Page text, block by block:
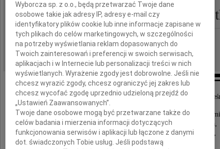
IMIĘ I NAZWISKO: Barbara Dybowska-
REGION: Łódź
DATA EMISJI: 14.07.2023
"Ci, których kochamy, nie umierają nigdy, bo miłość to
7 lipca 2023 roku w wieku 96 lat odeszła zaopatrzona
nasza kochana Mamusia, Babunia, Prababunia,
nestorka rodzin Przedworskich i Dybowskich,
lekarz stomatolog
Wyborcza sp. z o.o., będą przetwarzać Twoje dane
osobowe takie jak adresy IP, adresy e-mail czy
identyfikatory plików cookie lub inne informacje zapisane w
tych plikach do celów marketingowych, w szczególności
na potrzeby wyświetlania reklam dopasowanych do
Twoich zainteresowań i preferencji w swoich serwisach,
aplikacjach i w Internecie lub personalizacji treści w nich
wyświetlanych. Wyrażenie zgody jest dobrowolne. Jeśli nie
chcesz wyrazić zgody, chcesz ograniczyć jej zakres lub
chcesz wycofać zgodę uprzednio udzieloną przejdź do
„Ustawień Zaawansowanych”.
Twoje dane osobowe mogą być przetwarzane także do
celów badania i mierzenia informacji dotyczących
funkcjonowania serwisów i aplikacji lub łączone z danymi
dot. świadczonych Tobie usług. Jeśli podstawą